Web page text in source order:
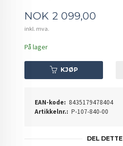
Pris
NOK 2 099,00
inkl. mva.
På lager
KJØP
EAN-kode: 8435179478404
Artikkelnr.: P-107-840-00
DEL DETTE